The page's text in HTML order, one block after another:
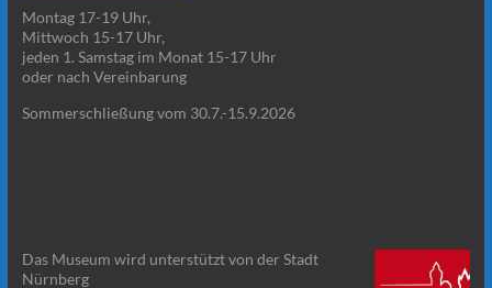
Montag 17-19 Uhr,
Mittwoch 15-17 Uhr,
jeden 1. Samstag im Monat 15-17 Uhr
oder nach Vereinbarung
Sommerschließung vom 30.7.-15.9.2026
Das Museum wird unterstützt von der Stadt
Nürnberg